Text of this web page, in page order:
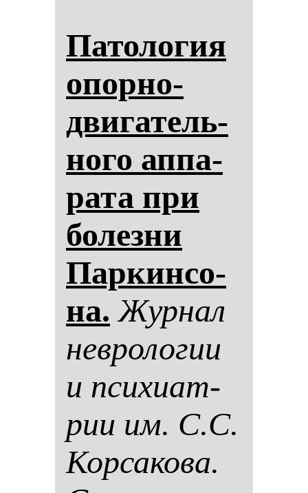
Па­то­ло­гия
опор­но-
дви­га­тель­
но­го ап­па­
ра­та при
бо­лез­ни
Пар­кин­со­
на. Жур­нал
нев­ро­ло­гии
и пси­хи­ат­
рии им. С.С.
Кор­са­ко­ва.